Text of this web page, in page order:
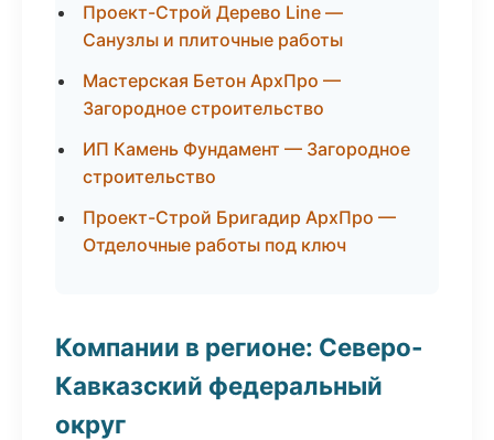
Проект-Строй Дерево Line —
Санузлы и плиточные работы
Мастерская Бетон АрхПро —
Загородное строительство
ИП Камень Фундамент — Загородное
строительство
Проект-Строй Бригадир АрхПро —
Отделочные работы под ключ
Компании в регионе: Северо-
Кавказский федеральный
округ